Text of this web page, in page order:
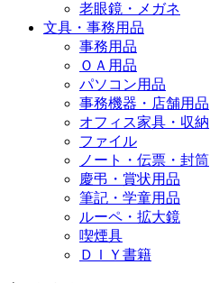
老眼鏡・メガネ
文具・事務用品
事務用品
ＯＡ用品
パソコン用品
事務機器・店舗用品
オフィス家具・収納
ファイル
ノート・伝票・封筒
慶弔・賞状用品
筆記・学童用品
ルーペ・拡大鏡
喫煙具
ＤＩＹ書籍